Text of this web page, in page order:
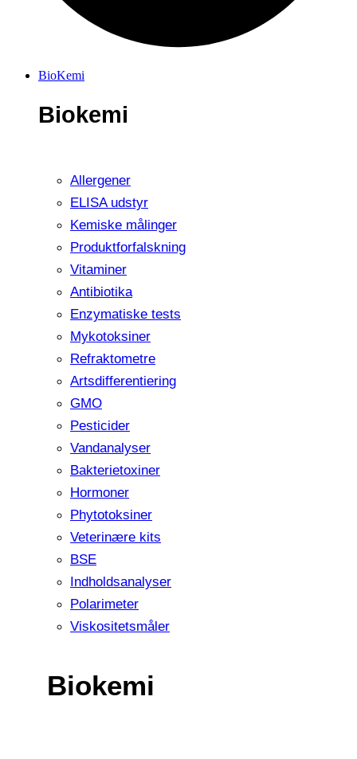
BioKemi
Biokemi
Allergener
ELISA udstyr
Kemiske målinger
Produktforfalskning
Vitaminer
Antibiotika
Enzymatiske tests
Mykotoksiner
Refraktometre
Artsdifferentiering
GMO
Pesticider
Vandanalyser
Bakterietoxiner
Hormoner
Phytotoksiner
Veterinære kits
BSE
Indholdsanalyser
Polarimeter
Viskositetsmåler
Biokemi